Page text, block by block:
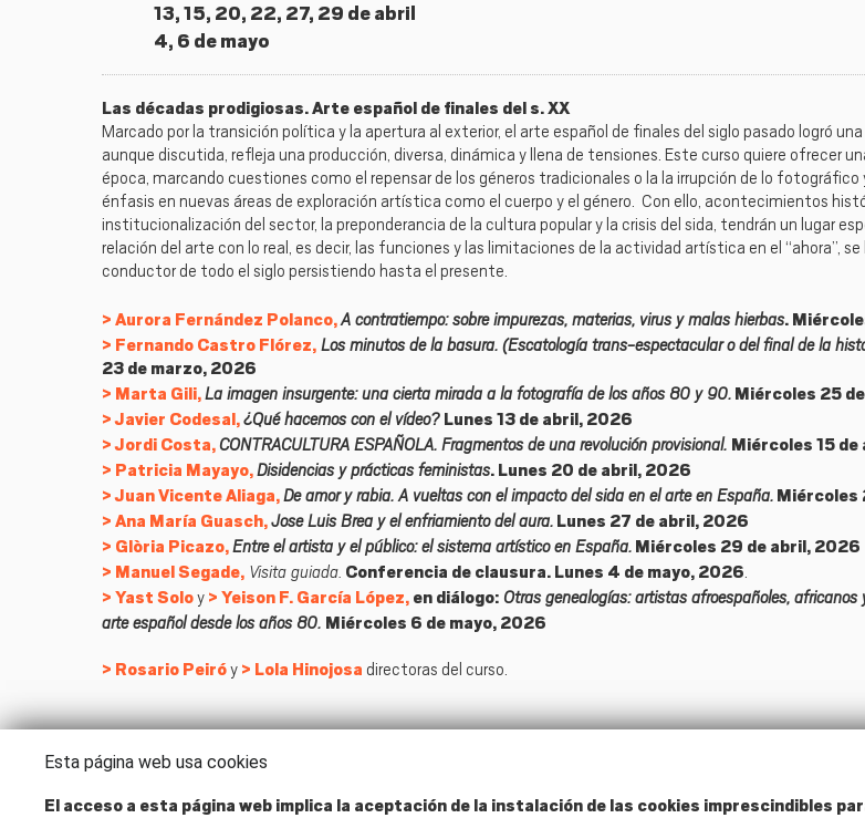
13, 15, 20, 22, 27, 29 de abril
4, 6 de mayo
Las décadas prodigiosas. Arte español de finales del s. XX
Marcado por la transición política y la apertura al exterior, el arte español de finales del siglo pasado logró
aunque discutida, refleja una producción, diversa, dinámica y llena de tensiones. Este curso quiere ofrecer
época, marcando cuestiones como el repensar de los géneros tradicionales o la la irrupción de lo
énfasis en nuevas áreas de exploración artística como el cuerpo y el género. Con ello, acontecimientos
institucionalización del sector, la preponderancia de la cultura popular y la crisis del sida, tendrán un lugar
relación del arte con lo real, es decir, las funciones y las limitaciones de la actividad artística en el “ahora”,
conductor de todo el siglo persistiendo hasta el presente.
Aurora Fernández Polanco,A contratiempo: sobre impurezas, materias, virus y malas hierbas.
Fernando Castro Flórez, Los minutos de la basura. (Escatología trans-espectacular o del final de la
23 de marzo, 2026
Marta Gili,La imagen insurgente: una cierta mirada a la fotografía de los años 80 y 90. Miércoles 25
Javier Codesal,¿Qué hacemos con el vídeo? Lunes 13 de abril, 2026
Jordi Costa,CONTRACULTURA ESPAÑOLA. Fragmentos de una revolución provisional. Miércoles 15
Patricia Mayayo,Disidencias y prácticas feministas. Lunes 20 de abril, 2026
Juan Vicente Aliaga,De amor y rabia. A vueltas con el impacto del sida en el arte en España. Miércoles
Ana María Guasch,Jose Luis Brea y el enfriamiento del aura. Lunes 27 de abril, 2026
Glòria Picazo,Entre el artista y el público: el sistema artístico en España. Miércoles 29 de abril, 2026
Manuel Segade, Visita guiada Conferencia de clausura. Lunes 4 de mayo, 2026
Yast Soloy Yeison F. García López, en diálogo: Otras genealogías: artistas afroespañoles, africanos
arte español desde los años 80. Miércoles 6 de mayo, 2026
Rosario Peiróy Lola Hinojosa directoras del curso.
Esta página web usa cookies
El acceso a esta página web implica la aceptación de la instalación de las cookies imprescindibles